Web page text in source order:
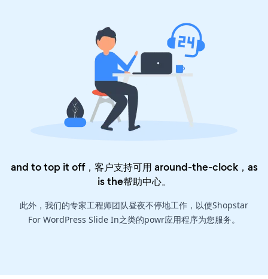
and to top it off，客户支持可用 around-the-clock，as
is the帮助中心。
此外，我们的专家工程师团队昼夜不停地工作，以使Shopstar
For WordPress Slide In之类的powr应用程序为您服务。